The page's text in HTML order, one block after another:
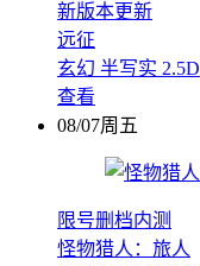
新版本更新
远征
玄幻 半写实 2.5D
查看
08/07周五
限号删档内测
怪物猎人：旅人